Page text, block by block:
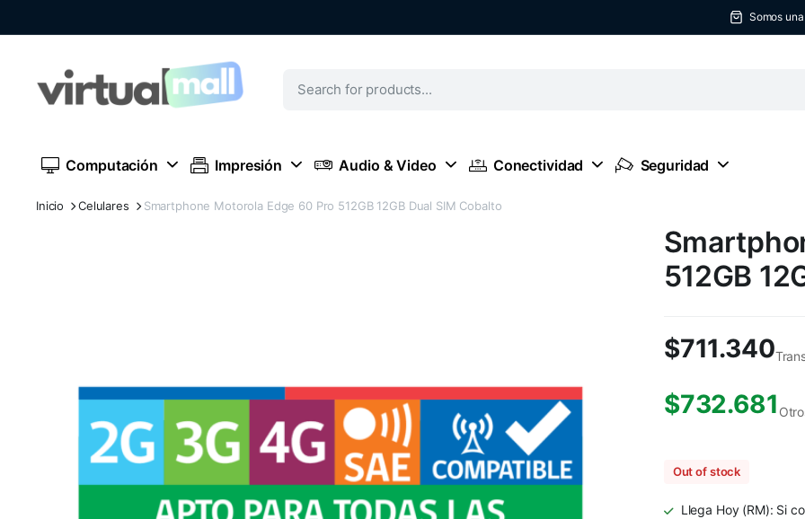
Somos
Computación Impresión Audio & Video Conectividad Seguridad
Inicio Celulares Smartphone Motorola Edge 60 Pro 512GB 12GB Dual SIM Cobalto
512GB
$711.340
$732.681
Out of stock
Llega Hoy (RM): Si